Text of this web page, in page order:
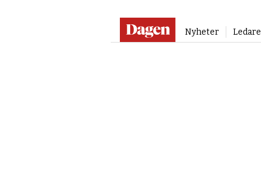
Nyheter Ledare